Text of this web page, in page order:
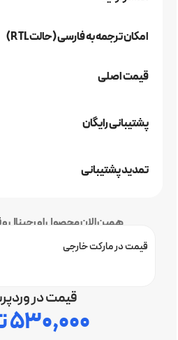
امکان ترجمه به فارسی (حالت RTL)
قیمت اصلی
پشتیبانی رایگان
تمدید پشتیبانی
همین الان محصول اورجینال و
قیمت در مارکت خارجی
قیمت در
۵۳۰,۰۰۰